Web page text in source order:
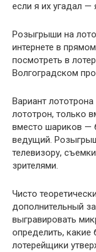
если я их угадал —
Розыгрыши на
интернете в
посмотреть в
Волгоградском
Вариант
лототрон, только
вместо шариков —
ведущий.
телевизору,
зрителями.
Чисто
дополнительный
выгравировать
определить,
лотерейщики